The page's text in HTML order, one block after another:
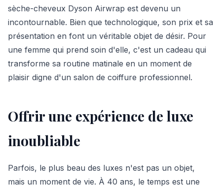
sèche-cheveux Dyson Airwrap est devenu un
incontournable. Bien que technologique, son prix et sa
présentation en font un véritable objet de désir. Pour
une femme qui prend soin d'elle, c'est un cadeau qui
transforme sa routine matinale en un moment de
plaisir digne d'un salon de coiffure professionnel.
Offrir une expérience de luxe
inoubliable
Parfois, le plus beau des luxes n'est pas un objet,
mais un moment de vie. À 40 ans, le temps est une